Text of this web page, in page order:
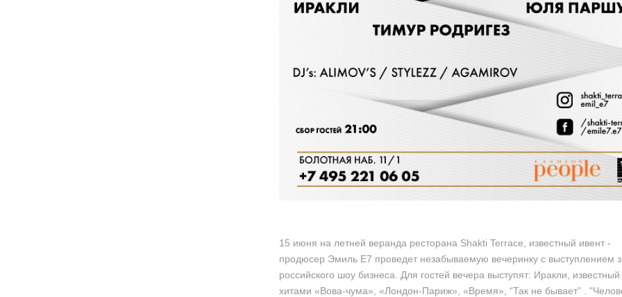
‪15 июня на летней веранда ресторана Shakti Terrace, известный ивент -
продюсер Эмиль Е7 проведет незабываемую вечеринку с выступлением
российского шоу бизнеса. Для гостей вечера выступят: Иракли, известный
хитами «Вова-чума», «Лондон-Париж», «Время», “Так не бывает” .